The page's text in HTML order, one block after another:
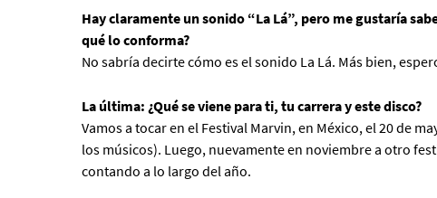
Hay claramente un sonido “La Lá”, pero me gustaría
qué lo conforma?
No sabría decirte cómo es el sonido La Lá. Más bien,
La última: ¿Qué se viene para ti, tu carrera y este disco?
Vamos a tocar en el Festival Marvin, en México, el 20 de
los músicos). Luego, nuevamente en noviembre a otro
contando a lo largo del año.